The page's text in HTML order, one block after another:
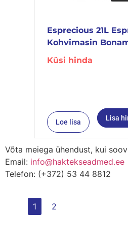
Esprecious 21L
Kohvimasin
Küsi hinda
Loe lisa Lisa
Võta meiega ühendust, kui
Email: info@haktekseadmed.ee
Telefon: (+372) 53 44 8812
1 2